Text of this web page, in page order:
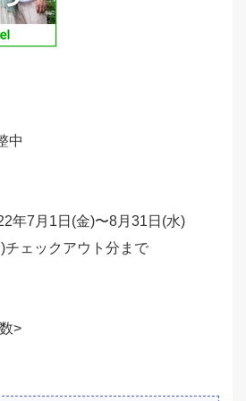
中
年7月1日(金)〜8月31日(水)
ェックアウト分まで
>